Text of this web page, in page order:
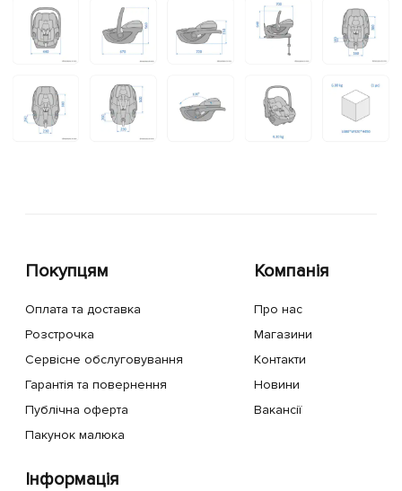
Покупцям
Оплата та доставка
Розстрочка
Сервісне обслуговування
Гарантія та повернення
Публічна оферта
Пакунок малюка
Компанія
Про нас
Магазини
Контакти
Новини
Вакансії
Інформація